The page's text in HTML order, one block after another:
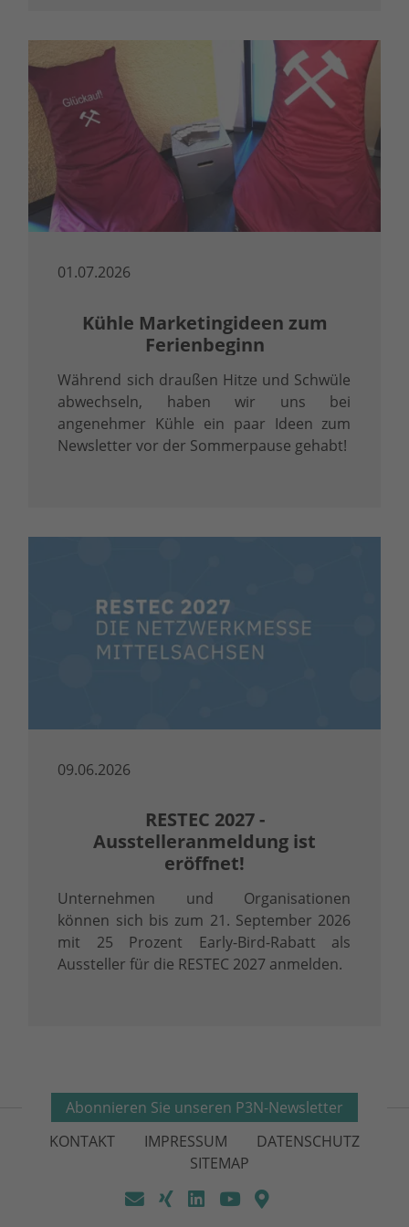
01.07.2026
Kühle Marketingideen zum
Ferienbeginn
Während sich draußen Hitze und Schwüle
abwechseln, haben wir uns bei
angenehmer Kühle ein paar Ideen zum
Newsletter vor der Sommerpause gehabt!
09.06.2026
RESTEC 2027 -
Ausstelleranmeldung ist
eröffnet!
Unternehmen und Organisationen
können sich bis zum 21. September 2026
mit 25 Prozent Early-Bird-Rabatt als
Aussteller für die RESTEC 2027 anmelden.
Abonnieren Sie unseren P3N-Newsletter
KONTAKT
IMPRESSUM
DATENSCHUTZ
SITEMAP